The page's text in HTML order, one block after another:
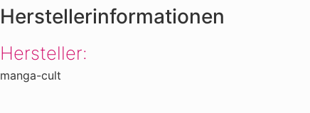
Herstellerinformationen
Hersteller:
manga-cult